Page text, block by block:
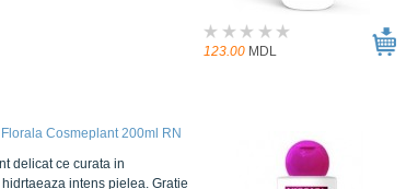
123.00 MDL
Cosmeplant 200ml RN
delicat ce curata in
intens pielea. Gratie